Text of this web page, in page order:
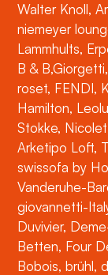
Walter Knoll,
niemeyer
Lammhults,
B &
roset, FENDI,
Hamilton,
Stokke,
Arketipo Loft,
swissofa by
Vanderuhe-
giovannetti-
Duvivier,
Betten, Four
Bobois, brühl,